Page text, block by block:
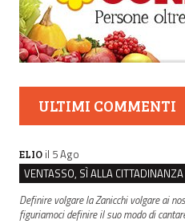
ULTIMI COMMENTI
ELIO il 5 Ago
Definire volgare la Zanicchi volgare ai
figuriamoci definire il suo modo di